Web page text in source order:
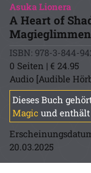
Asuka Lionera
A Heart of
Magieglimmen
ISBN: 978-3-844-
0 Seiten | € 24.95
Audio [Audible
Dieses Buch
Magic und enthält
20.03.2025